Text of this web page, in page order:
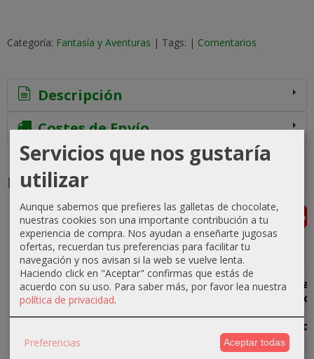
Categoría: Fantasía y Aventuras | Tags: | Comentarios
Descripción
Costes de Envío
Productos Relacionados
-25 %
Agencia
Lockwood:
La calavera
13,88 €
Agotado-10 %
Aleación de
ley - Nacidos
Agotado-5 %
El Rebelde.
Post Oaks y
15,20 €
-5 %
La vuelta a
casa - Libro
Archimago
19,90 €
Servicios que nos gustaría
utilizar
Aunque sabemos que prefieres las galletas de chocolate,
nuestras cookies son una importante contribución a tu
experiencia de compra. Nos ayudan a enseñarte jugosas
ofertas, recuerdan tus preferencias para facilitar tu
navegación y nos avisan si la web se vuelve lenta.
Haciendo click en "Aceptar" confirmas que estás de
acuerdo con su uso. Para saber más, por favor lea nuestra
política de privacidad.
Preferencias Aceptar todas